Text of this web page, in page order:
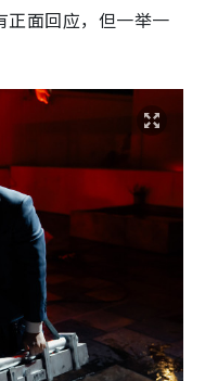
正面回应，但一举一